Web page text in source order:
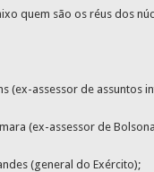
quem são os réus dos
(ex-assessor de assuntos
(ex-assessor de
(general do Exército);